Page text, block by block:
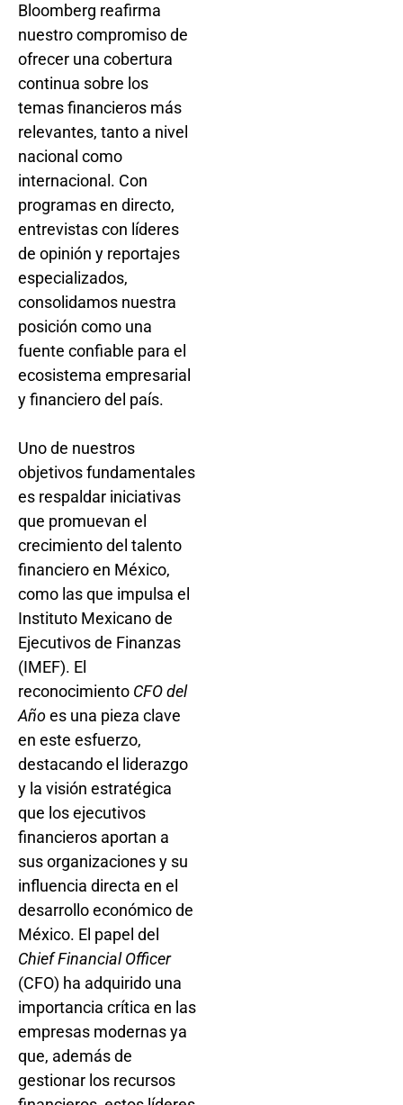
Bloomberg reafirma
nuestro compromiso de
ofrecer una cobertura
continua sobre los
temas financieros más
relevantes, tanto a nivel
nacional como
internacional. Con
programas en directo,
entrevistas con líderes
de opinión y reportajes
especializados,
consolidamos nuestra
posición como una
fuente confiable para el
ecosistema empresarial
y financiero del país.
Uno de nuestros
objetivos fundamentales
es respaldar iniciativas
que promuevan el
crecimiento del talento
financiero en México,
como las que impulsa el
Instituto Mexicano de
Ejecutivos de Finanzas
(IMEF). El
reconocimiento CFO del
Añoes una pieza clave
en este esfuerzo,
destacando el liderazgo
y la visión estratégica
que los ejecutivos
financieros aportan a
sus organizaciones y su
influencia directa en el
desarrollo económico de
México. El papel del
Chief Financial Officer
(CFO) ha adquirido una
importancia crítica en las
empresas modernas ya
que, además de
gestionar los recursos